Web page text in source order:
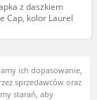
z daszkiem
Cap, kolor Laurel
ich dopasowanie,
sprzedawców oraz
starań, aby